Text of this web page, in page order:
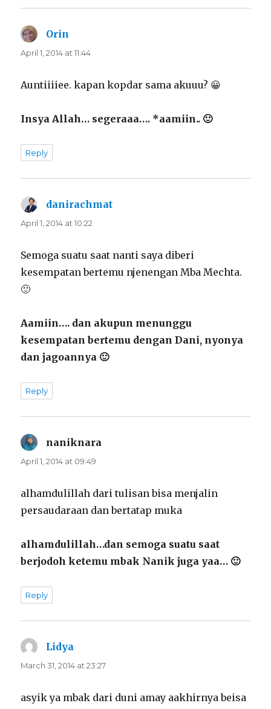
Orin
April 1, 2014 at 11:44
Auntiiiiee. kapan kopdar sama akuuu? 😀
Insya Allah… segeraaa…. *aamiin.. 🙂
Reply
danirachmat
April 1, 2014 at 10:22
Semoga suatu saat nanti saya diberi
kesempatan bertemu njenengan Mba Mechta.
🙂
Aamiin…. dan akupun menunggu
kesempatan bertemu dengan Dani, nyonya
dan jagoannya 🙂
Reply
naniknara
April 1, 2014 at 09:49
alhamdulillah dari tulisan bisa menjalin
persaudaraan dan bertatap muka
alhamdulillah…dan semoga suatu saat
berjodoh ketemu mbak Nanik juga yaa… 🙂
Reply
Lidya
March 31, 2014 at 23:27
asyik ya mbak dari duni amay aakhirnya beisa